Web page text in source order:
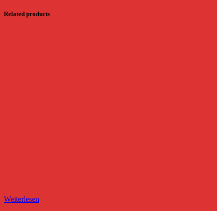
Related products
Weiterlesen